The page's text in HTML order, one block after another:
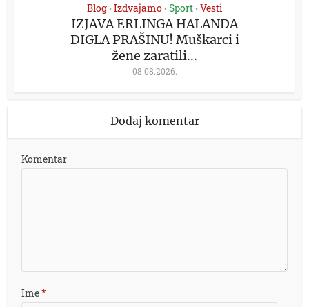
Blog • Izdvajamo • Sport • Vesti
IZJAVA ERLINGA HALANDA
DIGLA PRAŠINU! Muškarci i
žene zaratili...
08.08.2026.
Dodaj komentar
Komentar
Ime*